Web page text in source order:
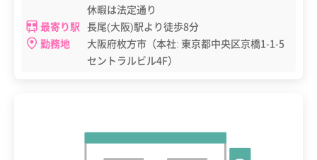
休暇は法定通り
最寄り駅 長尾(大阪)駅より徒歩8分
勤務地
大阪府枚方市（本社: 東京都中央区京橋1-1-5
セントラルビル4F）